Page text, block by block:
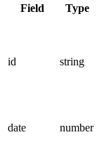
Field Type
id string
date number